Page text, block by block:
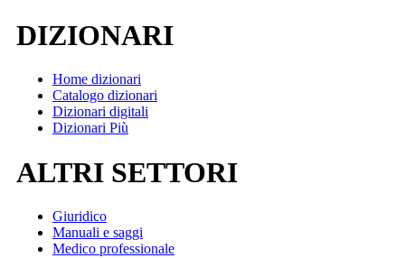
DIZIONARI
Home dizionari
Catalogo dizionari
Dizionari digitali
Dizionari Più
ALTRI SETTORI
Giuridico
Manuali e saggi
Medico professionale